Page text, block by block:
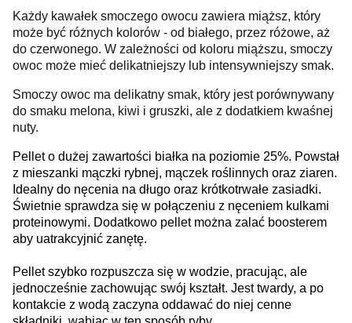
Każdy kawałek smoczego owocu zawiera miąższ, który
może być różnych kolorów - od białego, przez różowe, aż
do czerwonego. W zależności od koloru miąższu, smoczy
owoc może mieć delikatniejszy lub intensywniejszy smak.
Smoczy owoc ma delikatny smak, który jest porównywany
do smaku melona, kiwi i gruszki, ale z dodatkiem kwaśnej
nuty.
Pellet o dużej zawartości białka na poziomie 25%. Powstał
z mieszanki mączki rybnej, mączek roślinnych oraz ziaren.
Idealny do nęcenia na długo oraz krótkotrwałe zasiadki.
Świetnie sprawdza się w połączeniu z nęceniem kulkami
proteinowymi. Dodatkowo pellet można zalać boosterem
aby uatrakcyjnić zanętę.
Pellet szybko rozpuszcza się w wodzie, pracując, ale
jednocześnie zachowując swój kształt. Jest twardy, a po
kontakcie z wodą zaczyna oddawać do niej cenne